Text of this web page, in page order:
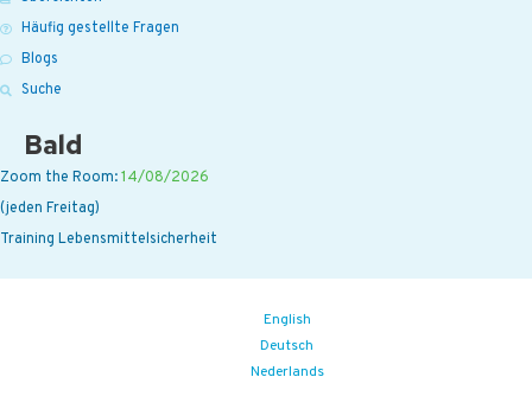
Häufig gestellte Fragen
Blogs
Suche
Bald
Zoom the Room:14/08/2026
(jeden Freitag)
Training Lebensmittelsicherheit
English
Deutsch
Nederlands